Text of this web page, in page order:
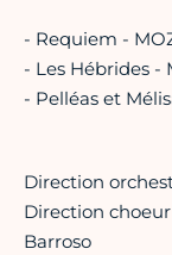
- Requiem -
- Les Hébrides -
- Pelléas et
Direction
Direction
Barroso